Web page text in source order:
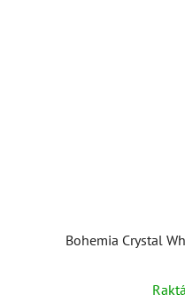
Bohemia Crystal